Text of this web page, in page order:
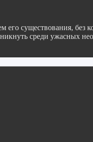
существования, без
среди ужасных